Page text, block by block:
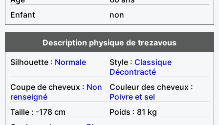
Enfant
non
Description physique de trezavous
Silhouette : Normale Style : Classique
Décontracté
Coupe de cheveux : Non
renseigné
Couleur des cheveux :
Poivre et sel
Taille : -178 cm
Poids : 81 kg